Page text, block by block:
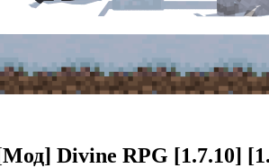
Divine RPG [1.7.10]